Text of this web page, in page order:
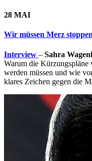
28 MAI
Wir müssen Merz
Interview – Sahra
Warum die Kürzungspläne
werden müssen und wie
klares Zeichen gegen die